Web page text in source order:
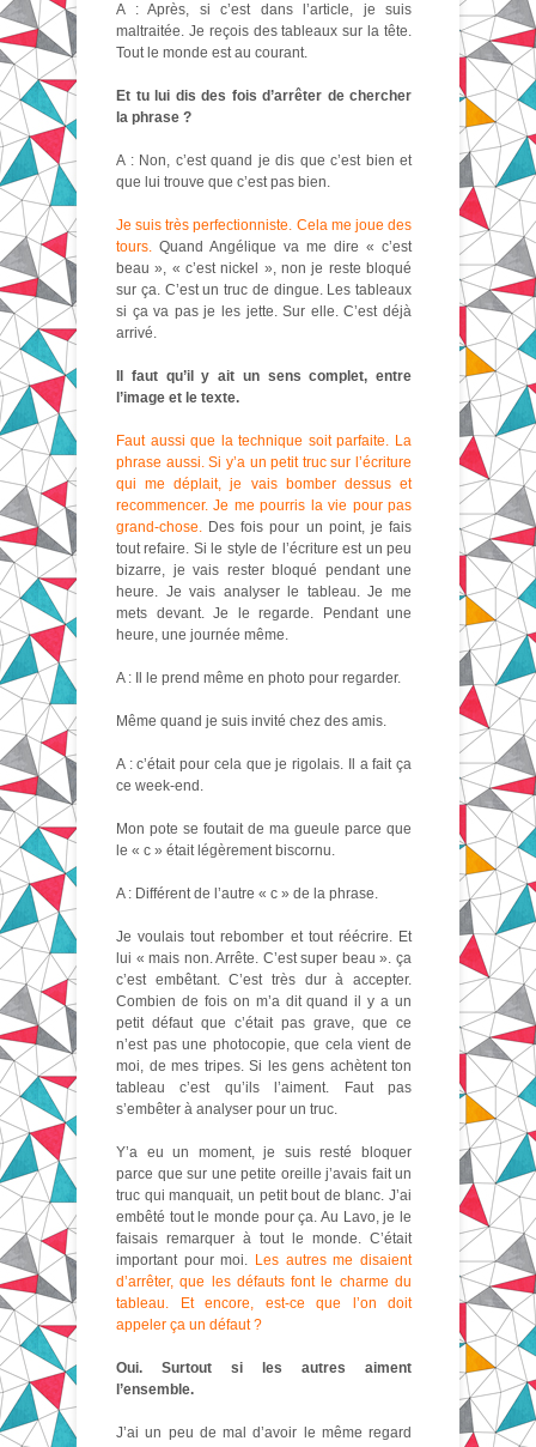
A : Après, si c’est dans l’article, je suis
maltraitée. Je reçois des tableaux sur la tête.
Tout le monde est au courant.
Et tu lui dis des fois d’arrêter de chercher
la phrase ?
A : Non, c’est quand je dis que c’est bien et
que lui trouve que c’est pas bien.
Je suis très perfectionniste. Cela me joue des
tours. Quand Angélique va me dire « c’est
beau », « c’est nickel », non je reste bloqué
sur ça. C’est un truc de dingue. Les tableaux
si ça va pas je les jette. Sur elle. C’est déjà
arrivé.
Il faut qu’il y ait un sens complet, entre
l’image et le texte.
Faut aussi que la technique soit parfaite. La
phrase aussi. Si y’a un petit truc sur l’écriture
qui me déplait, je vais bomber dessus et
recommencer. Je me pourris la vie pour pas
grand-chose. Des fois pour un point, je fais
tout refaire. Si le style de l’écriture est un peu
bizarre, je vais rester bloqué pendant une
heure. Je vais analyser le tableau. Je me
mets devant. Je le regarde. Pendant une
heure, une journée même.
A : Il le prend même en photo pour regarder.
Même quand je suis invité chez des amis.
A : c’était pour cela que je rigolais. Il a fait ça
ce week-end.
Mon pote se foutait de ma gueule parce que
le « c » était légèrement biscornu.
A : Différent de l’autre « c » de la phrase.
Je voulais tout rebomber et tout réécrire. Et
lui « mais non. Arrête. C’est super beau ». ça
c’est embêtant. C’est très dur à accepter.
Combien de fois on m’a dit quand il y a un
petit défaut que c’était pas grave, que ce
n’est pas une photocopie, que cela vient de
moi, de mes tripes. Si les gens achètent ton
tableau c’est qu’ils l’aiment. Faut pas
s’embêter à analyser pour un truc.
Y’a eu un moment, je suis resté bloquer
parce que sur une petite oreille j’avais fait un
truc qui manquait, un petit bout de blanc. J’ai
embêté tout le monde pour ça. Au Lavo, je le
faisais remarquer à tout le monde. C’était
important pour moi. Les autres me disaient
d’arrêter, que les défauts font le charme du
tableau. Et encore, est-ce que l’on doit
appeler ça un défaut ?
Oui. Surtout si les autres aiment
l’ensemble.
J’ai un peu de mal d’avoir le même regard